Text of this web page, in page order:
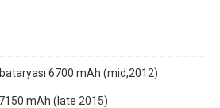
6700 mAh (mid,2012)
mAh (late 2015)